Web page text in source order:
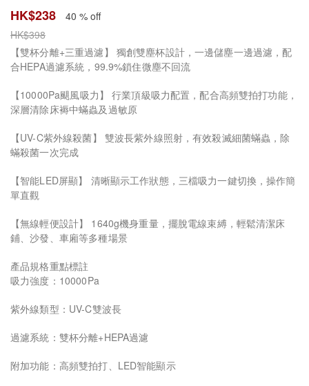
HK$238
40 % off
HK$398
【雙杯分離+三重過濾】 獨創雙塵杯設計，一邊儲塵一邊過濾，配
合HEPA過濾系統，99.9%鎖住微塵不回流
【10000Pa颶風吸力】 行業頂級吸力配置，配合高頻雙拍打功能，
深層清除床褥中蟎蟲及過敏原
【UV-C紫外線殺菌】 雙波長紫外線照射，有效殺滅細菌蟎蟲，除
蟎殺菌一次完成
【智能LED屏顯】 清晰顯示工作狀態，三檔吸力一鍵切換，操作簡
單直觀
【無線輕便設計】 1640g機身重量，擺脫電線束縛，輕鬆清潔床
鋪、沙發、車廂等多種場景
產品規格重點標註
吸力強度：10000Pa
紫外線類型：UV-C雙波長
過濾系統：雙杯分離+HEPA過濾
附加功能：高頻雙拍打、LED智能顯示